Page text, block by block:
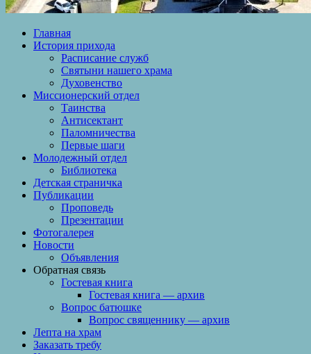
Главная
История прихода
Расписание служб
Святыни нашего храма
Духовенство
Миссионерский отдел
Таинства
Антисектант
Паломничества
Первые шаги
Молодежный отдел
Библиотека
Детская страничка
Публикации
Проповедь
Презентации
Фотогалерея
Новости
Объявления
Обратная связь
Гостевая книга
Гостевая книга — архив
Вопрос батюшке
Вопрос священнику — архив
Лепта на храм
Заказать требу